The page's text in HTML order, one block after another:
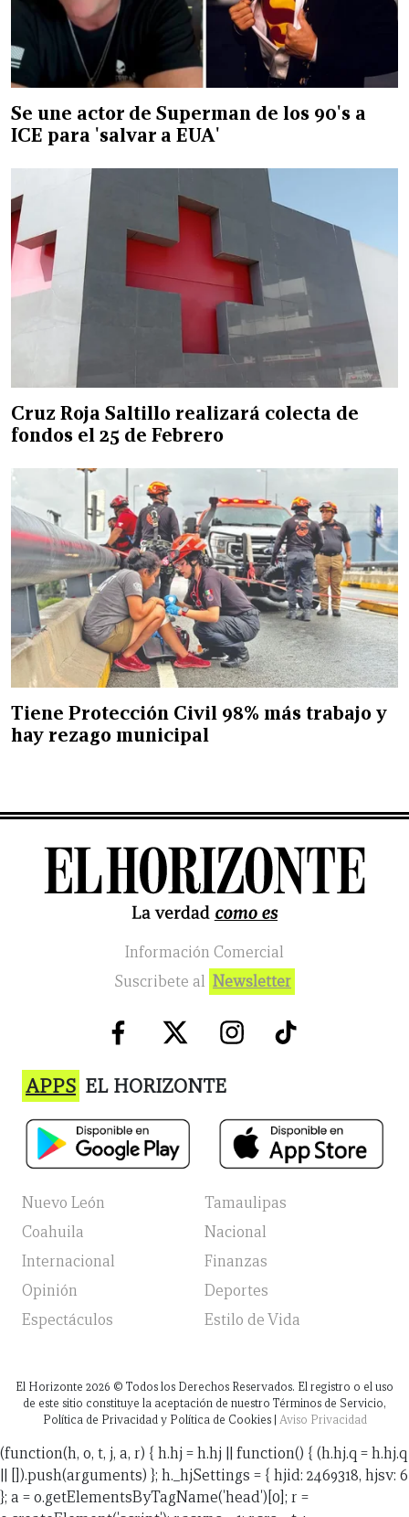
Se une actor de Superman de los 90's a
ICE para 'salvar a EUA'
Cruz Roja Saltillo realizará colecta de
fondos el 25 de Febrero
Tiene Protección Civil 98% más trabajo y
hay rezago municipal
Información Comercial
Suscribete al Newsletter
APPS EL HORIZONTE
Nuevo León
Tamaulipas
Coahuila
Nacional
Internacional
Finanzas
Opinión
Deportes
Espectáculos
Estilo de Vida
El Horizonte 2026 © Todos los Derechos Reservados. El registro o el uso
de este sitio constituye la aceptación de nuestro Términos de Servicio,
Política de Privacidad y Política de Cookies | Aviso Privacidad
(function(h, o, t, j, a, r) { h.hj = h.hj || function() { (h.hj.q = h.hj.q
|| []).push(arguments) }; h._hjSettings = { hjid: 2469318, hjsv: 6
}; a = o.getElementsByTagName('head')[0]; r =